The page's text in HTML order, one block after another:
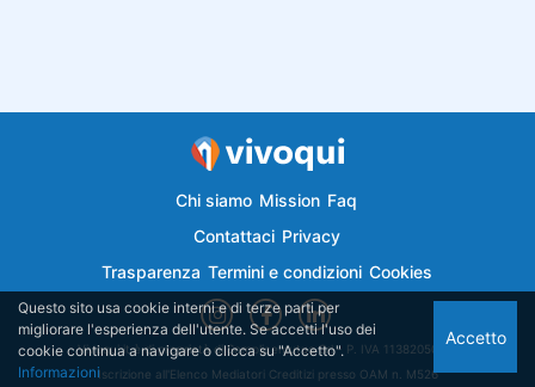
Chi siamo Mission Faq
Contattaci Privacy
Trasparenza Termini e condizioni Cookies
Vivoqui.it è di proprietà di Semplicemutuo Srl - P. IVA 11382050018
Iscrizione all'Elenco Mediatori Creditizi presso OAM n. M526
Questo sito usa cookie interni e di terze parti per
migliorare l'esperienza dell'utente. Se accetti l'uso dei
cookie continua a navigare o clicca su "Accetto".
Informazioni
Accetto